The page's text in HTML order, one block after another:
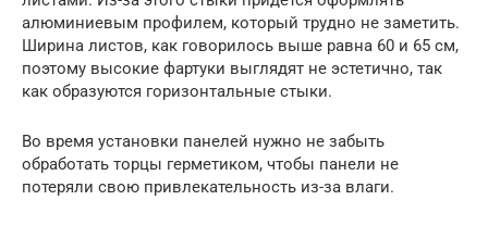
алюминиевым профилем, который трудно не заметить.
Ширина листов, как говорилось выше равна 60 и 65 см,
поэтому высокие фартуки выглядят не эстетично, так
как образуются горизонтальные стыки.
Во время установки панелей нужно не забыть
обработать торцы герметиком, чтобы панели не
потеряли свою привлекательность из-за влаги.